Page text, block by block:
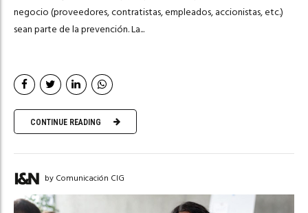
negocio (proveedores, contratistas, empleados, accionistas, etc.)
sean parte de la prevención. La...
CONTINUE READING
by Comunicación CIG